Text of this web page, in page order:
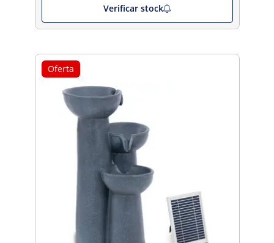
Verificar stock
Oferta